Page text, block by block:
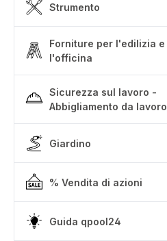
Strumento
Forniture per l'edilizia e
l'officina
Sicurezza sul lavoro -
Abbigliamento da lavoro
Giardino
% Vendita di azioni
Guida qpool24